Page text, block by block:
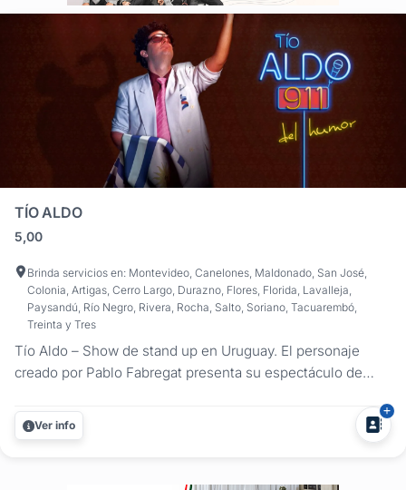
TÍO ALDO
5,00
Brinda servicios en: Montevideo, Canelones, Maldonado, San José,
Colonia, Artigas, Cerro Largo, Durazno, Flores, Florida, Lavalleja,
Paysandú, Río Negro, Rivera, Rocha, Salto, Soriano, Tacuarembó,
Treinta y Tres
Tío Aldo – Show de stand up en Uruguay. El personaje
creado por Pablo Fabregat presenta su espectáculo de
país. Si estás buscando stand up para fiestas y eventos
con identidad bien uruguaya, el Tío Aldo ofrece un
Ver info